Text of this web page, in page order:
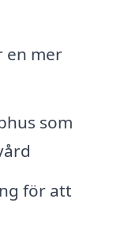
en mer
som
för att